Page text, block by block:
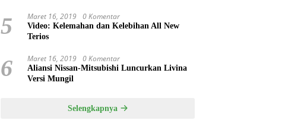
5 Maret 16, 2019 0 Komentar
Video: Kelemahan dan Kelebihan All New
Terios
6 Maret 16, 2019 0 Komentar
Aliansi Nissan-Mitsubishi Luncurkan Livina
Versi Mungil
Selengkapnya